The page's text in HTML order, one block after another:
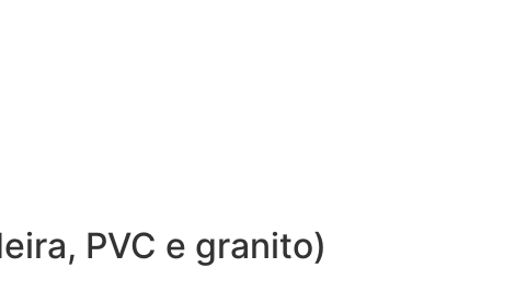
PVC e granito)